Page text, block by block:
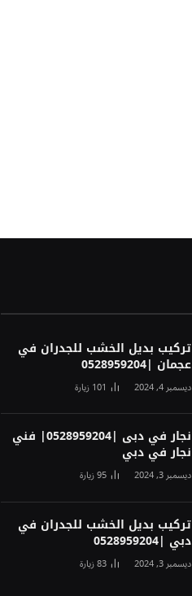
تركيب بديل الخشب للجدران في
عجمان |0528959204
ديسمبر 4, 2024 101زيارة
نجار في دبى |0528959204| فني
نجار في دبي
ديسمبر 3, 2024 95زيارة
تركيب بديل الخشب للجدران في
دبي |0528959204
ديسمبر 3, 2024 83زيارة